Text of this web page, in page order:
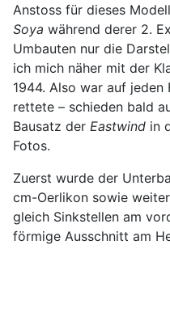
Anstoss für dieses
Soya während derer 2.
Umbauten nur die
ich mich näher mit der
1944. Also war auf
rettete – schieden bald
Bausatz der Eastwind in
Fotos.
Zuerst wurde der
cm-Oerlikon sowie
gleich Sinkstellen am
förmige Ausschnitt am